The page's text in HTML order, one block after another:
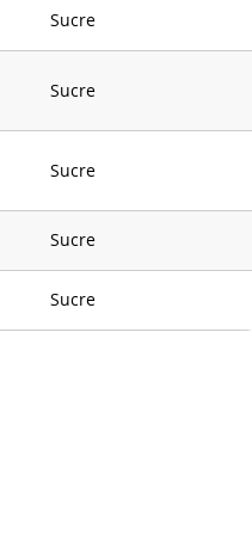
Sucre
Sucre
Sucre
Sucre
Sucre